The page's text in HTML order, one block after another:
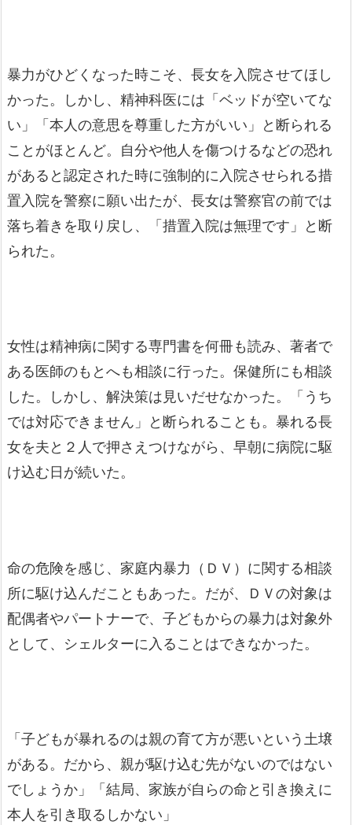
暴力がひどくなった時こそ、長女を入院させてほし
かった。しかし、精神科医には「ベッドが空いてな
い」「本人の意思を尊重した方がいい」と断られる
ことがほとんど。自分や他人を傷つけるなどの恐れ
があると認定された時に強制的に入院させられる措
置入院を警察に願い出たが、長女は警察官の前では
落ち着きを取り戻し、「措置入院は無理です」と断
られた。
女性は精神病に関する専門書を何冊も読み、著者で
ある医師のもとへも相談に行った。保健所にも相談
した。しかし、解決策は見いだせなかった。「うち
では対応できません」と断られることも。暴れる長
女を夫と２人で押さえつけながら、早朝に病院に駆
け込む日が続いた。
命の危険を感じ、家庭内暴力（ＤＶ）に関する相談
所に駆け込んだこともあった。だが、ＤＶの対象は
配偶者やパートナーで、子どもからの暴力は対象外
として、シェルターに入ることはできなかった。
「子どもが暴れるのは親の育て方が悪いという土壌
がある。だから、親が駆け込む先がないのではない
でしょうか」「結局、家族が自らの命と引き換えに
本人を引き取るしかない」